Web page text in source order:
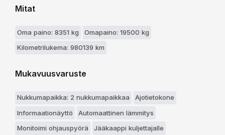
Mitat
Oma paino: 8351 kg
Omapaino: 19500 kg
Kilometrilukema: 980139 km
Mukavuusvaruste
Nukkumapaikka: 2 nukkumapaikkaa
Ajotietokone
Informaationäyttö
Automaattinen lämmitys
Monitoimi ohjauspyörä
Jääkaappi kuljettajalle